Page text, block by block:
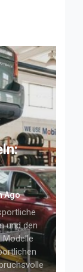
Ago
und den
Modelle